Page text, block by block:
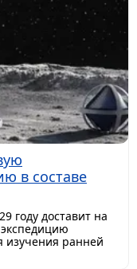
в составе
году доставит на
изучения ранней